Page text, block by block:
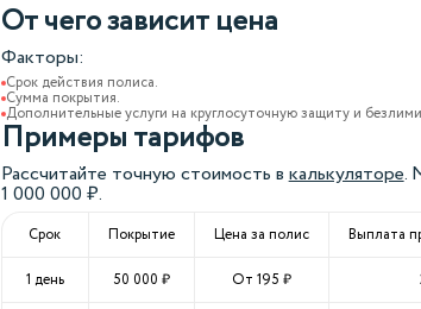
От чего зависит цена
Факторы:
Срок действия полиса.
Сумма покрытия.
Дополнительные услуги на круглосуточную защиту и
Примеры тарифов
Рассчитайте точную стоимость вкалькуляторе.
1 000 000 ₽.
Срок Покрытие Цена за полис Выплата
1 день 50 000 ₽ От 195 ₽